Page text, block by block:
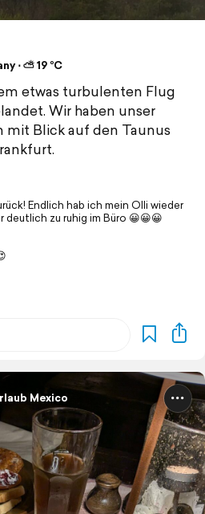
⋅ ⛅ 19 °C
etwas turbulenten Flug
Wir haben unser
mit Blick auf den Taunus
Endlich hab ich mein Olli wieder
deutlich zu ruhig im Büro 😀😀😀
Mexico